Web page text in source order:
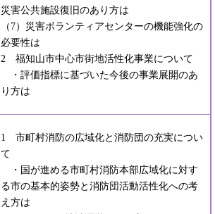
災害公共施設復旧のあり方は
（7）災害ボランティアセンターの機能強化の
必要性は
2 福知山市中心市街地活性化事業について
・評価指標に基づいた今後の事業展開のあ
り方は
1 市町村消防の広域化と消防団の充実につい
て
・国が進める市町村消防本部広域化に対す
る市の基本的姿勢と消防団活動活性化への考
え方は